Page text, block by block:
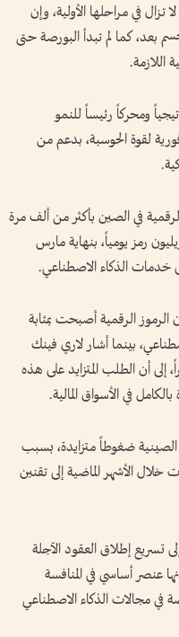
في مراحلها الأولية، وإن
بعد، كما لم تبدأ البورصة حتى
اللازمة.
ومحركاً رئيساً للنمو
لقوة الحوسبة، بدعم من
في الصين بأكثر من ألف مرة
2024، ليصل إلى أكثر من 140 تريليون رمز يومياً، بنهاية مارس
الرقمية أصبحت بمثابة
بينما أشار لاري فينك
أن الطلب المتزايد على هذه
في الأسواق المالية.
الصينية ضغوطاً متزايدة، بسبب
الأشهر الماضية إلى تقنين
تسريع إطلاق العقود الآجلة
عنصر أساسي في المنافسة
في مجالات الذكاء الاصطناعي